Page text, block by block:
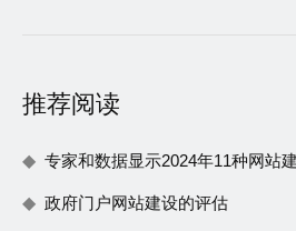
推荐阅读
专家和数据显示2024年11种网站
政府门户网站建设的评估